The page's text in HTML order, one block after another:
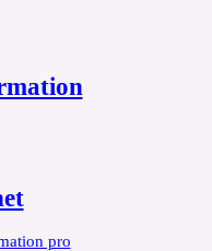
pro